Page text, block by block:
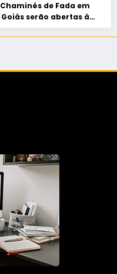
Chaminés de Fada em
Goiás serão abertas à
visitação controlada